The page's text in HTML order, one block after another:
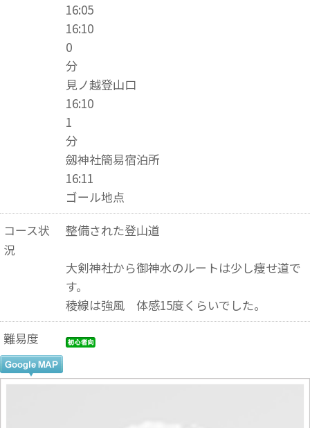
16:05
16:10
0
分
見ノ越登山口
16:10
1
分
劔神社簡易宿泊所
16:11
ゴール地点
コース状
況
整備された登山道
大剣神社から御神水のルートは少し痩せ道で
す。
稜線は強風 体感15度くらいでした。
難易度